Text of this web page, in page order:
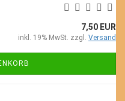
7,50 EUR
inkl. 19% MwSt. zzgl. Versand